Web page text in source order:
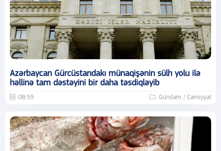
Azərbaycan Gürcüstandakı münaqişənin sülh yolu ilə
həllinə tam dəstəyini bir daha təsdiqləyib
08:59 Gündəm / Cəmiyyət